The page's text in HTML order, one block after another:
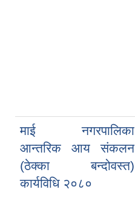
माई नगरपालिका
आन्तरिक आय संकलन
(ठेक्का बन्दोवस्त)
कार्यविधि २०८०